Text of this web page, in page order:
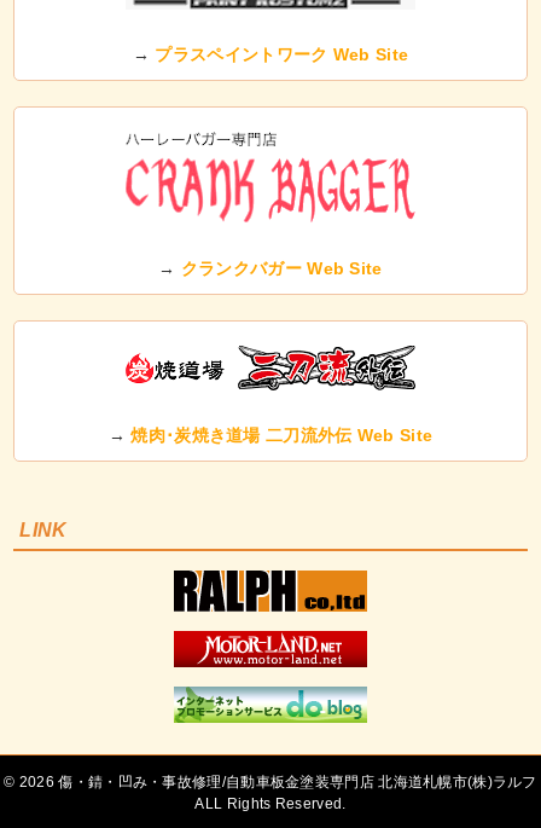
→ プラスペイントワーク Web Site
→ クランクバガー Web Site
→焼肉･炭焼き道場 二刀流外伝 Web Site
LINK
©
傷・錆・凹み・事故修理/自動車板金塗装専門店 北海道札幌市(株)ラルフ
ALL Rights Reserved.